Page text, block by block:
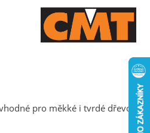
pro měkké i tvrdé dřevo,